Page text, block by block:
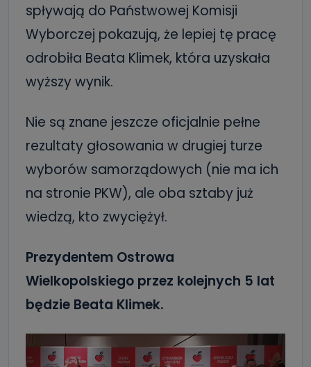
spływają do Państwowej Komisji
Wyborczej pokazują, że lepiej tę pracę
odrobiła Beata Klimek, która uzyskała
wyższy wynik.
Nie są znane jeszcze oficjalnie pełne
rezultaty głosowania w drugiej turze
wyborów samorządowych (nie ma ich
na stronie PKW), ale oba sztaby już
wiedzą, kto zwyciężył.
Prezydentem Ostrowa
Wielkopolskiego przez kolejnych 5 lat
będzie Beata Klimek.
Odtwarzacz
video